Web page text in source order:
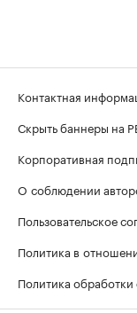
Контактная
Скрыть баннеры на
Корпоративная
О соблюдении
Пользовательское
Политика в
Политика